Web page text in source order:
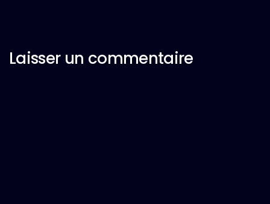
Laisser un commentaire